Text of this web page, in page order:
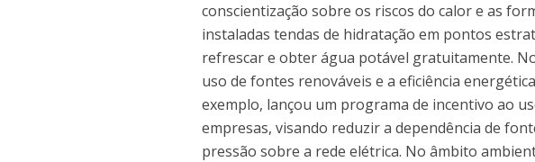
conscientização sobre os riscos do calor e as
instaladas tendas de hidratação em pontos
refrescar e obter água potável gratuitamente.
uso de fontes renováveis e a eficiência
exemplo, lançou um programa de incentivo ao
empresas, visando reduzir a dependência de
pressão sobre a rede elétrica. No âmbito